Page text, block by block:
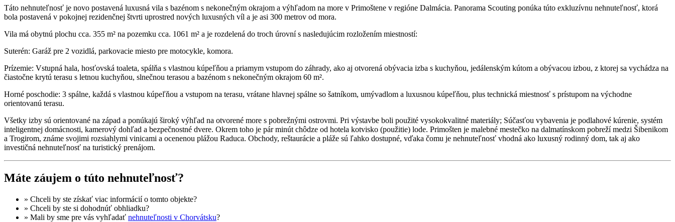
Táto nehnuteľnosť je novo postavená luxusná vila s bazénom s nekonečným okrajom a výhľadom na more v Primoštene v regióne Dalmácia. Panorama Scouting ponúka túto exkluzívnu nehnuteľnosť, ktorá
bola postavená v pokojnej rezidenčnej štvrti uprostred nových luxusných víl a je asi 300 metrov od mora.
Vila má obytnú plochu cca. 355 m² na pozemku cca. 1061 m² a je rozdelená do troch úrovní s nasledujúcim rozložením miestností:
Suterén: Garáž pre 2 vozidlá, parkovacie miesto pre motocykle, komora.
Prízemie: Vstupná hala, hosťovská toaleta, spálňa s vlastnou kúpeľňou a priamym vstupom do záhrady, ako aj otvorená obývacia izba s kuchyňou, jedálenským kútom a obývacou izbou, z ktorej sa vychádza na
čiastočne krytú terasu s letnou kuchyňou, slnečnou terasou a bazénom s nekonečným okrajom 60 m².
Horné poschodie: 3 spálne, každá s vlastnou kúpeľňou a vstupom na terasu, vrátane hlavnej spálne so šatníkom, umývadlom a luxusnou kúpeľňou, plus technická miestnosť s prístupom na východne
orientovanú terasu.
Všetky izby sú orientované na západ a ponúkajú široký výhľad na otvorené more s pobrežnými ostrovmi. Pri výstavbe boli použité vysokokvalitné materiály; Súčasťou vybavenia je podlahové kúrenie, systém
inteligentnej domácnosti, kamerový dohľad a bezpečnostné dvere. Okrem toho je pár minút chôdze od hotela kotvisko (použitie) lode. Primošten je malebné mestečko na dalmatínskom pobreží medzi Šibenikom
a Trogirom, známe svojimi rozsiahlymi vinicami a ocenenou plážou Raduca. Obchody, reštaurácie a pláže sú ľahko dostupné, vďaka čomu je nehnuteľnosť vhodná ako luxusný rodinný dom, tak aj ako
investičná nehnuteľnosť na turistický prenájom.
Máte záujem o túto nehnuteľnosť?
» Chceli by ste získať viac informáciío tomto objekte?
» Chceli by ste si dohodnúť obhliadku?
» Mali by sme pre vás vyhľadať nehnuteľnosti v Chorvátsku?